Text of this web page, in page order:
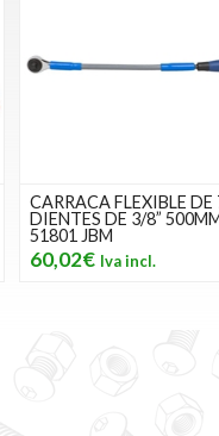
CARRACA FLEXIBLE DE
DIENTES DE 3/8”
51801 JBM
60,02€